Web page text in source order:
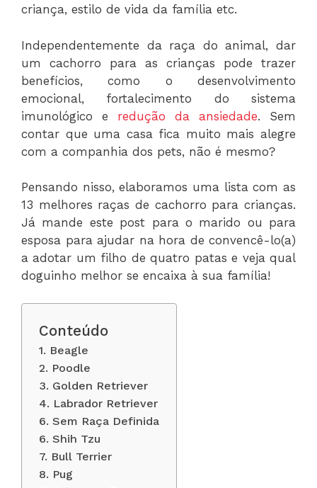
criança, estilo de vida da família etc.
Independentemente da raça do animal, dar
um cachorro para as crianças pode trazer
benefícios, como o desenvolvimento
emocional, fortalecimento do sistema
imunológico e redução da ansiedade. Sem
contar que uma casa fica muito mais alegre
com a companhia dos pets, não é mesmo?
Pensando nisso, elaboramos uma lista com as
13 melhores raças de cachorro para crianças.
Já mande este post para o marido ou para
esposa para ajudar na hora de convencê-lo(a)
a adotar um filho de quatro patas e veja qual
doguinho melhor se encaixa à sua família!
Conteúdo
1. Beagle
2. Poodle
3. Golden Retriever
4. Labrador Retriever
6. Sem Raça Definida
6. Shih Tzu
7. Bull Terrier
8. Pug